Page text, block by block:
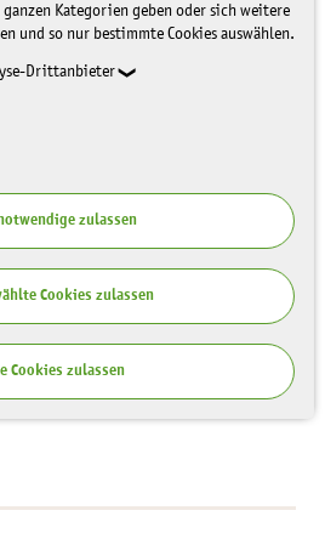
Kategorien geben oder sich weitere
und so nur bestimmte Cookies auswählen.
Drittanbieter
zulassen
Cookies zulassen
Cookies zulassen